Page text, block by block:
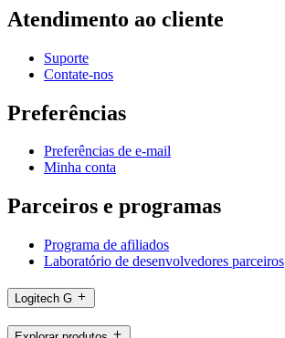
Atendimento ao cliente
Suporte
Contate-nos
Preferências
Preferências de e-mail
Minha conta
Parceiros e programas
Programa de afiliados
Laboratório de desenvolvedores parceiros
Logitech G